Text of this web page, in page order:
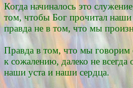
Когда начиналось это
том, чтобы Бог прочитал
правда не в том, что мы
Правда в том, что мы
к сожалению, далеко не
наши уста и наши сердца.